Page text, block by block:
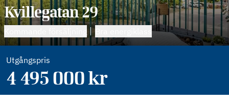
Kvillegatan 29
Utgångspris
4 495 000kr